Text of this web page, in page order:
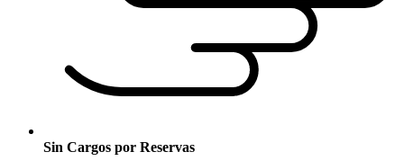
Sin Cargos por Reservas